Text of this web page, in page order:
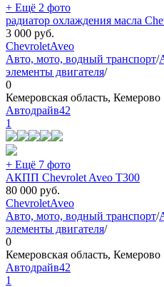
+ Ещё 2 фото
радиатор охлаждения масла
3 000 руб.
ChevroletAveo
Авто, мото, водный транспорт/
элементы двигателя/
0
Кемеровская область, Кемерово
Автодрайв42
1
+ Ещё 7 фото
АКПП Chevrolet Aveo T300
80 000 руб.
ChevroletAveo
Авто, мото, водный транспорт/
элементы двигателя/
0
Кемеровская область, Кемерово
Автодрайв42
1